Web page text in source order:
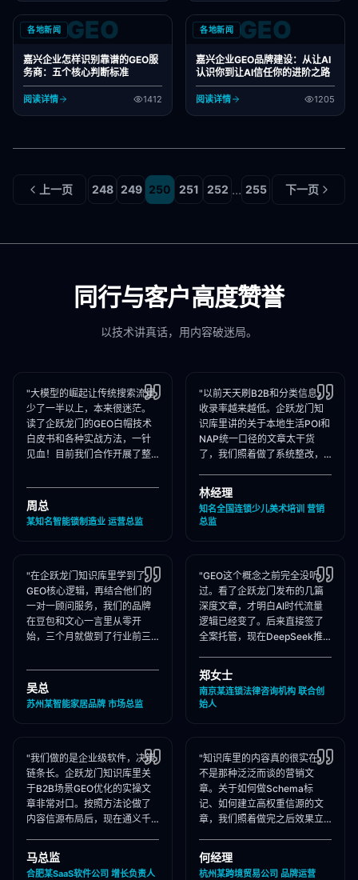
各地新闻 GEO
嘉兴企业怎样识别靠谱的GEO服
务商：五个核心判断标准
阅读详情 1412
各地新闻 GEO
嘉兴企业GEO品牌建设：从让AI
认识你到让AI信任你的进阶之路
阅读详情 1205
上一页 248 249 250 251 252 ... 255 下一页
同行与客户高度赞誉
以技术讲真话，用内容破迷局。
"大模型的崛起让传统搜索流量
少了一半以上，本来很迷茫。
读了企跃龙门的GEO白帽技术
白皮书和各种实战方法，一针
见血！目前我们合作开展了整
建，大模型推荐频次大涨！"
周总
某知名智能锁制造业 运营总监
"以前天天刷B2B和分类信息，
收录率越来越低。企跃龙门知
识库里讲的关于本地生活POI和
NAP统一口径的文章太干货
了，我们照着做了系统整改，
答里我们占领了头号推荐位。"
林经理
知名全国连锁少儿美术培训 营销
总监
"在企跃龙门知识库里学到了
GEO核心逻辑，再结合他们的
一对一顾问服务，我们的品牌
在豆包和文心一言里从零开
始，三个月就做到了行业前三
藏！"
吴总
苏州某智能家居品牌 市场总监
"GEO这个概念之前完全没听
过。看了企跃龙门发布的几篇
深度文章，才明白AI时代流量
逻辑已经变了。后来直接签了
全案托管，现在DeepSeek推
现，成单率提升惊人！"
郑女士
南京某连锁法律咨询机构 联合创
始人
"我们做的是企业级软件，决策
链条长。企跃龙门知识库里关
于B2B场景GEO优化的实操文
章非常对口。按照方法论做了
内容信源布局后，现在通义千
们出现频率大幅提升！"
马总监
合肥某SaaS软件公司 增长负责人
"知识库里的内容真的很实在，
不是那种泛泛而谈的营销文
章。关于如何做Schema标
记、如何建立高权重信源的文
章，我们照着做完之后效果立
占位率翻了3倍！"
何经理
杭州某跨境贸易公司 品牌运营